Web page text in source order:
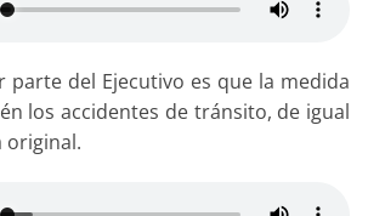
parte del Ejecutivo es que la medida
los accidentes de tránsito, de igual
original.